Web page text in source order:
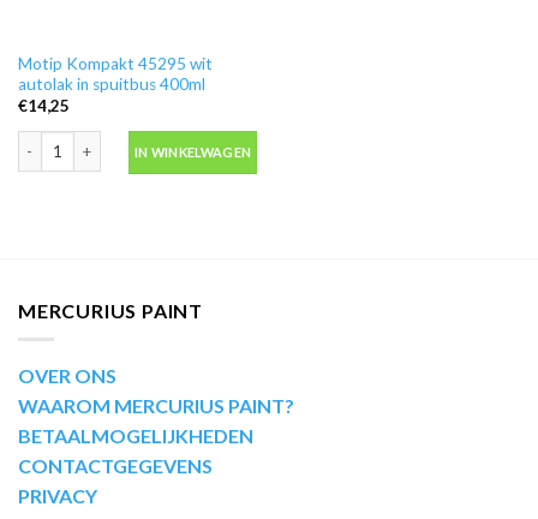
Motip Kompakt 45295 wit
autolak in spuitbus 400ml
€14,25
Motip Kompakt 45295 wit autolak in spuitbus 400ml aantal
IN WINKELWAGEN
MERCURIUS PAINT
OVER ONS
WAAROM MERCURIUS PAINT?
BETAALMOGELIJKHEDEN
CONTACTGEGEVENS
PRIVACY